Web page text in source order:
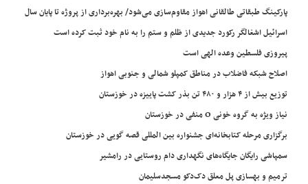
پارکینگ طبقاتی طالقانی اهواز مقاوم‌سازی می‌شود/ بهره‌برداری از پروژه تا پایان سال
اسرائیل اشغالگر رکورد جدیدی از ظلم و ستم را به نام خود ثبت کرده است
پیروزی فلسطین وعده الهی است
اصلاح شبکه فاضلاب در مناطق کمپلو شمالی و جنوبی اهواز
توزیع بیش از ۴ هزار و ۴۸۰ تن بذر کشت پاییزه در خوزستان
نیاز ویژه به گروه خونی O منفی در خوزستان
برگزاری مرحله کتابخانه‌ای جشنواره بین المللی قصه گویی در خوزستان
سمپاشی رایگان جایگاه‌های نگهداری دام روستایی در رامشیر
ترمیم و بهسازی پل معلق دک‌دکو مسجدسلیمان